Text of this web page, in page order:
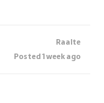
Raalte
Posted 1 week ago